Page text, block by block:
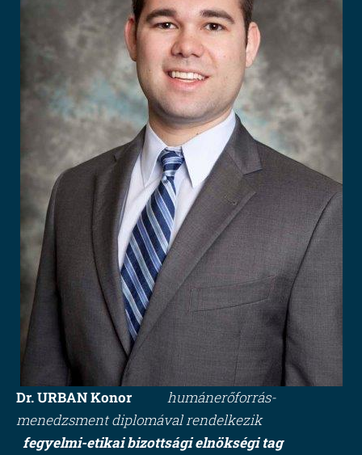
Dr. URBAN Konor humánerőforrás-
menedzsment diplomával rendelkezik
fegyelmi-etikai bizottsági elnökségi tag